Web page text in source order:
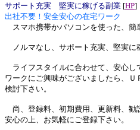
サポート充実 堅実に稼げる副業 [HP]
出社不要！安全安心の在宅ワーク
スマホ携帯かパソコンを使った、簡
ノルマなし、サポート充実、堅実に
ライフスタイルに合わせて、安心し
ワークにご興味がございましたら、
検討下さい。
尚、登録料、初期費用、更新料、勧
安心の上、お気軽にご登録下さい。